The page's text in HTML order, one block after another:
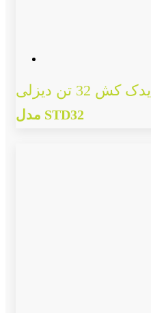
یدک کش 32 تن دیزلی
مدل STD32